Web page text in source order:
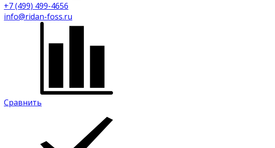
+7 (499) 499-4656
info@ridan-foss.ru
Сравнить